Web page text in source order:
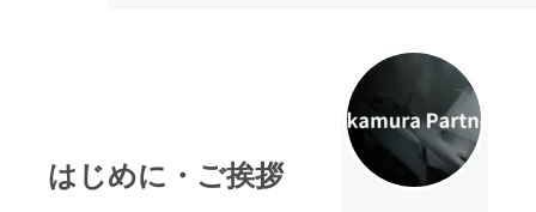
はじめに・ご挨拶